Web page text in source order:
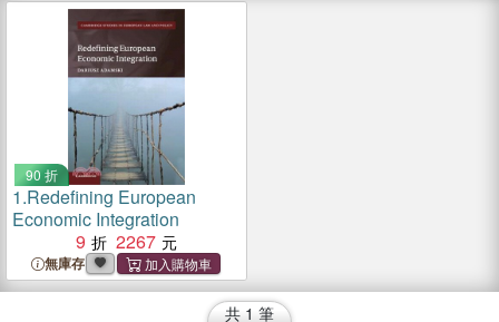
90 折
1.Redefining European
Economic Integration
9
2267
無庫存
共 1 筆